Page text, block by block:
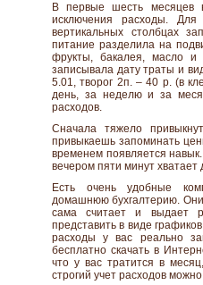
В первые шесть месяцев
исключения расходы.
вертикальных столбцах
питание разделила на
фрукты, бакалея, масло и
записывала дату траты и
5.01, творог 2п. – 40 р. (в
день, за неделю и за
расходов.
Сначала тяжело
привыкаешь запоминать
временем появляется
вечером пяти минут хватает
Есть очень удобные
домашнюю бухгалтерию. Они
сама считает и выдает
представить в виде
расходы у вас реально
бесплатно скачать в
что у вас тратится в
строгий учет расходов